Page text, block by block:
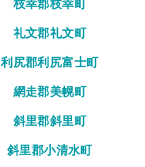
枝幸郡枝幸町
礼文郡礼文町
利尻郡利尻富士町
網走郡美幌町
斜里郡斜里町
斜里郡小清水町